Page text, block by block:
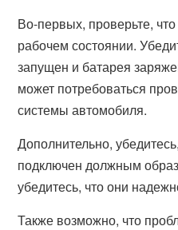
Во-первых, проверьте,
рабочем состоянии.
запущен и батарея
может потребоваться
системы автомобиля.
Дополнительно,
подключен должным
убедитесь, что они
Также возможно, что